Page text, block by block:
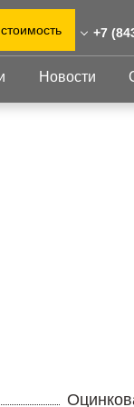
+7
500-59-81
Новости